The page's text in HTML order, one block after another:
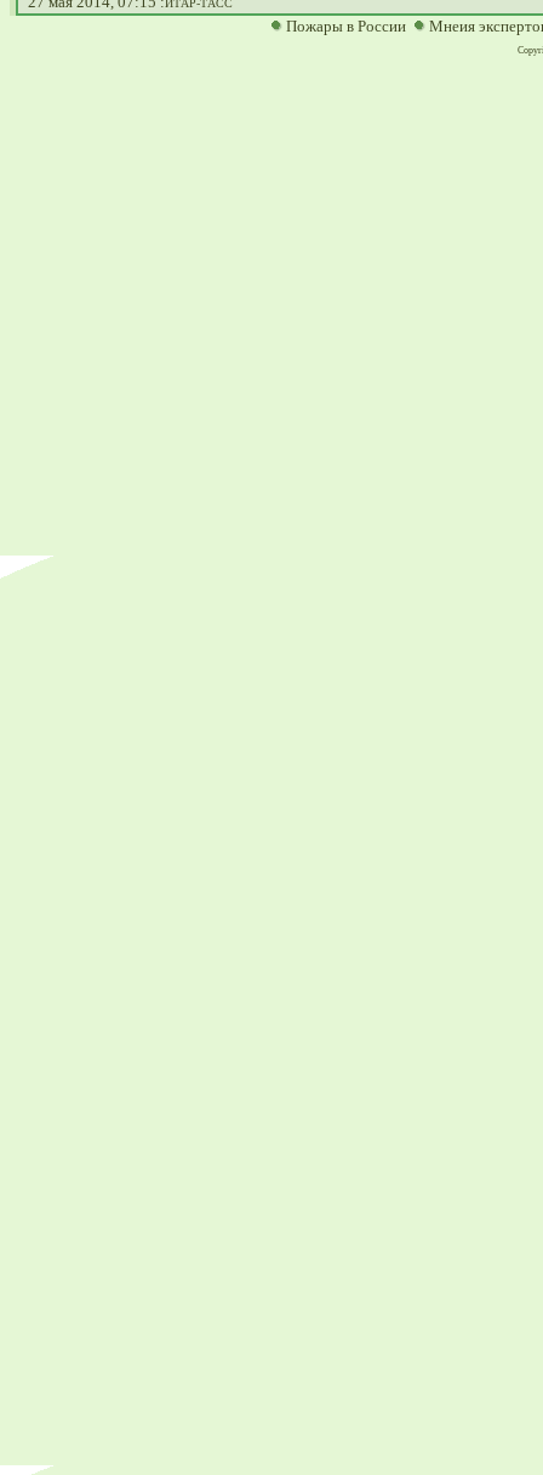
ИТАР-ТАСС
Пожары в России Мнеия